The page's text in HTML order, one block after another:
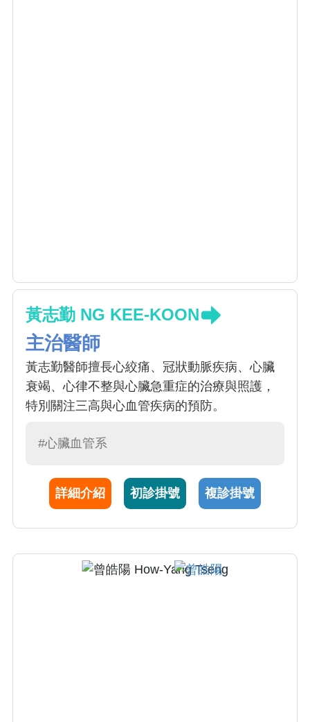
黃志勤 NG KEE-KOON
主治醫師
黃志勤醫師擅長心絞痛、冠狀動脈疾病、心臟
衰竭、心律不整與心臟急重症的治療與照護，
特別關注三高與心血管疾病的預防。
#心臟血管系
詳細介紹 初診掛號 複診掛號